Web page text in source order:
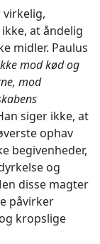
at åndelig
midler. Paulus
mod kød og
mod
siger ikke, at
ophav
begivenheder,
og
disse magter
påvirker
kropslige